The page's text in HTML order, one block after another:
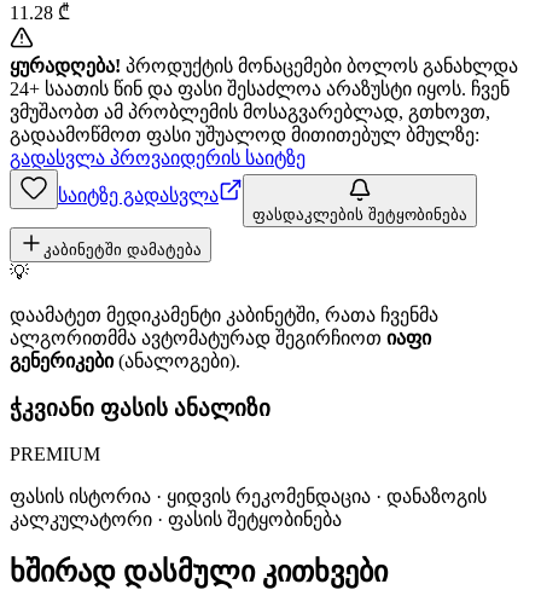
11.28 ₾
ყურადღება! პროდუქტის მონაცემები ბოლოს განახლდა
24+ საათის წინ და ფასი შესაძლოა არაზუსტი იყოს. ჩვენ
ვმუშაობთ ამ პრობლემის მოსაგვარებლად, გთხოვთ,
გადაამოწმოთ ფასი უშუალოდ მითითებულ ბმულზე:
გადასვლა პროვაიდერის საიტზე
საიტზე გადასვლა
ფასდაკლების შეტყობინება
კაბინეტში დამატება
💡
დაამატეთ მედიკამენტი კაბინეტში, რათა ჩვენმა
ალგორითმმა ავტომატურად შეგირჩიოთ იაფი
გენერიკები(ანალოგები).
ჭკვიანი ფასის ანალიზი
PREMIUM
ფასის ისტორია · ყიდვის რეკომენდაცია · დანაზოგის
კალკულატორი · ფასის შეტყობინება
ხშირად დასმული კითხვები